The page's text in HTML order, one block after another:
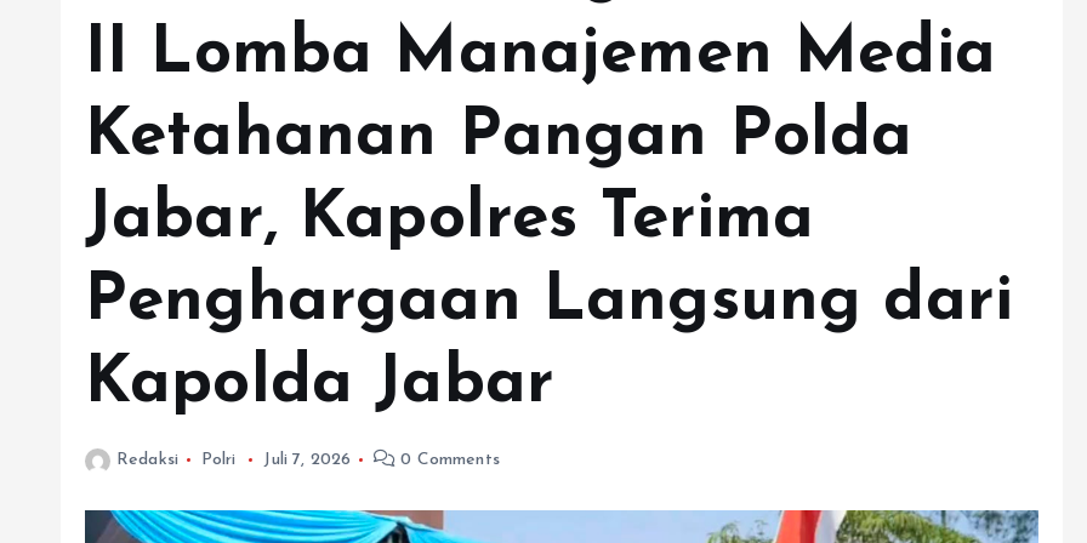
II Lomba Manajemen Media
Ketahanan Pangan Polda
Jabar, Kapolres Terima
Penghargaan Langsung dari
Kapolda Jabar
Redaksi Polri Juli 7, 2026 0 Comments